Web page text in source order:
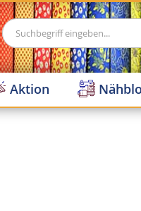
Suche
Aktion